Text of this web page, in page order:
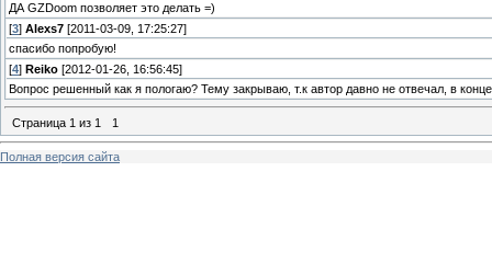
ДА GZDoom позволяет это делать =)
[3] Alexs7 [2011-03-09, 17:25:27]
спасибо попробую!
[4] Reiko [2012-01-26, 16:56:45]
Вопрос решенный как я пологаю? Тему закрываю, т.к автор давно не отвечал, в
Страница 1 из 1 1
Полная версия сайта